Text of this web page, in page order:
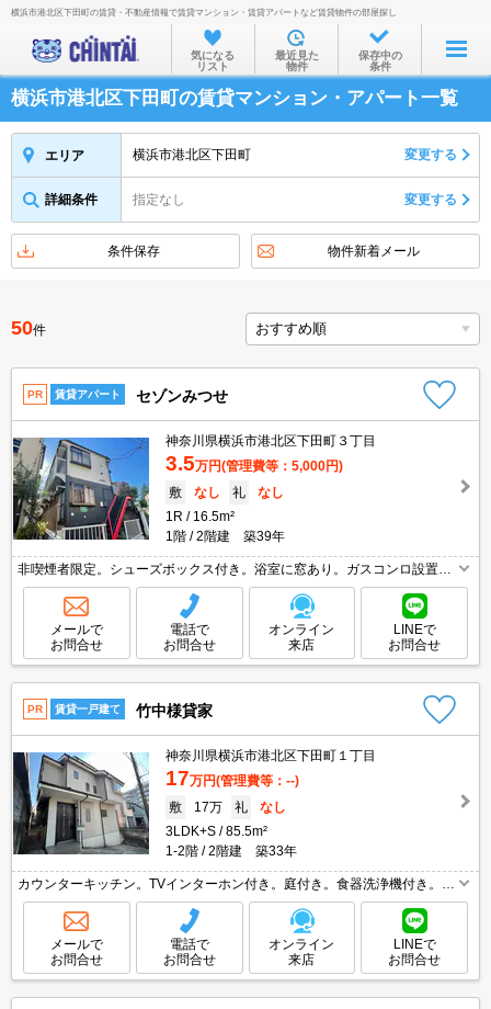
お部屋を探す
沿線・駅から
住所から
家賃相場から
物件特集から
不動産会社から
TOP
横浜市港北区下田町の賃貸・不動産情報で賃貸マンション・賃貸アパートなど賃貸物件の部屋探し
気になる
リスト
最近見た
物件
保存中の
条件
横浜市港北区下田町の賃貸マンション・アパート一覧
エリア 横浜市港北区下田町 変更する
詳細条件 指定なし 変更する
条件保存 物件新着メール
50件
PR 賃貸アパート セゾンみつせ
神奈川県横浜市港北区下田町３丁目
3.5万円(管理費等：5,000円)
敷
なし 礼
なし
1R
16.5m²
1階
2階建 築39年
非喫煙者限定。シューズボックス付き。浴室に窓あり。ガスコンロ設置
可。エアコン付き。クローゼット付。仲介手数料家賃の0.55ヵ月分(税
込)。初期費用・家賃カード払い可。引越指定業者あり。礼金0・敷金0。
メールで
お問合せ
電話で
お問合せ
オンライン
来店
LINEで
お問合せ
PR 賃貸一戸建て 竹中様貸家
神奈川県横浜市港北区下田町１丁目
17万円(管理費等：--)
敷
17万 礼
なし
3LDK+S
85.5m²
1-2階
2階建 築33年
カウンターキッチン。TVインターホン付き。庭付き。食器洗浄機付き。追
焚給湯。契約金・家賃クレジットカード払い可（ポイント還元あり）。仲
介手数料家賃の0.55ヵ月分。礼金なし。
メールで
お問合せ
電話で
お問合せ
オンライン
来店
LINEで
お問合せ